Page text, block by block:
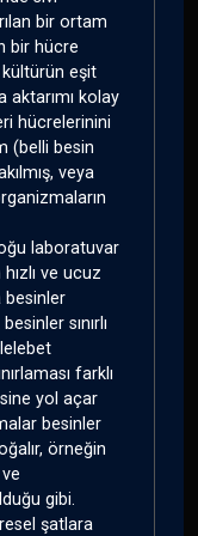
bir ortam
bir hücre
eşit
kolay
hücrelerinini
(belli besin
veya
laboratuvar
ve ucuz
besinler
sınırlı
farklı
yol açar
besinler
örneğin
gibi.
şatlara